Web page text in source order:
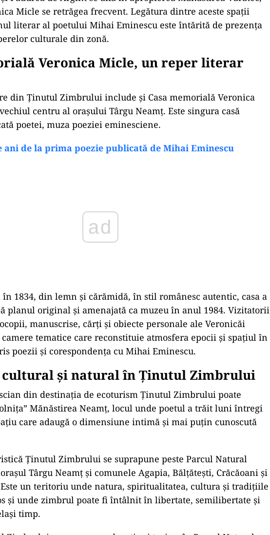
Micle se retrăgea frecvent. Legătura dintre aceste spații
literar al poetului Mihai Eminescu este întărită de prezența
culturale din zonă.
Veronica Micle, un reper literar
din Ținutul Zimbrului include și Casa memorială Veronica
centru al orașului Târgu Neamț. Este singura casă
poetei, muza poeziei eminesciene.
ani de la prima poezie publicată de Mihai Eminescu
ad
1834, din lemn și cărămidă, în stil românesc autentic, casa a
planul original și amenajată ca muzeu în anul 1984. Vizitatorii
manuscrise, cărți și obiecte personale ale Veronicăi
tematice care reconstituie atmosfera epocii și spațiul în
poezii și corespondența cu Mihai Eminescu.
și natural în Ținutul Zimbrului
din destinația de ecoturism Ținutul Zimbrului poate
Mănăstirea Neamț, locul unde poetul a trăit luni întregi
care adaugă o dimensiune intimă și mai puțin cunoscută
Ținutul Zimbrului se suprapune peste Parcul Natural
Târgu Neamț și comunele Agapia, Bălțătești, Crăcăoani și
un teritoriu unde natura, spiritualitatea, cultura și tradițiile
și unde zimbrul poate fi întâlnit în libertate, semilibertate și
timp.